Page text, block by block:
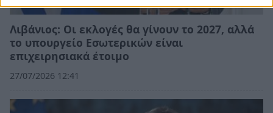
Λιβάνιος: Οι εκλογές θα γίνουν το 2027, αλλά
το υπουργείο Εσωτερικών είναι
επιχειρησιακά έτοιμο
27/07/2026 12:41